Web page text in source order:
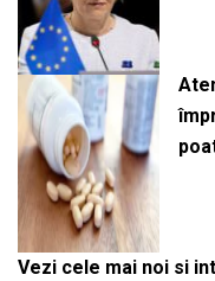
Vezi cele mai noi si